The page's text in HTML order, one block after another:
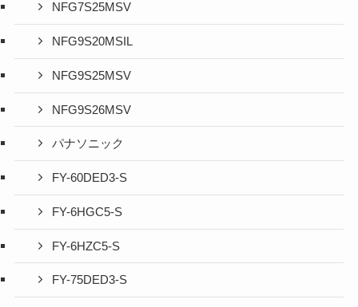
NFG7S25MSV
NFG9S20MSIL
NFG9S25MSV
NFG9S26MSV
パナソニック
FY-60DED3-S
FY-6HGC5-S
FY-6HZC5-S
FY-75DED3-S